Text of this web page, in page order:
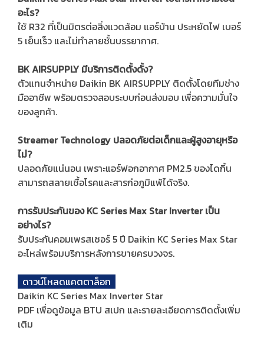
อะไร?
ใช้ R32 ที่เป็นมิตรต่อสิ่งแวดล้อม แอร์บ้าน ประหยัดไฟ เบอร์
5 เย็นเร็ว และไม่ทำลายชั้นบรรยากาศ.
BK AIRSUPPLY มีบริการติดตั้งดั้ง?
ตัวแทนจำหน่าย Daikin BK AIRSUPPLY ติดตั้งโดยทีมช่าง
มืออาชีพ พร้อมตรวจสอบระบบก่อนส่งมอบ เพื่อความมั่นใจ
ของลูกค้า.
Streamer Technology ปลอดภัยต่อเด็กและผู้สูงอายุหรือ
ไม่?
ปลอดภัยแน่นอน เพราะแอร์ฟอกอากาศ PM2.5 ของไดกิ้น
สามารถสลายเชื้อโรคและสารก่อภูมิแพ้ได้จริง.
การรับประกันของ KC Series Max Star Inverter เป็น
อย่างไร?
รับประกันคอมเพรสเซอร์ 5 ปี Daikin KC Series Max Star
อะไหล่พร้อมบริการหลังการขายครบวงจร.
ดาวน์โหลดแคตตาล็อก
Daikin KC Series Max Inverter Star
PDF เพื่อดูข้อมูล BTU สเปก และรายละเอียดการติดตั้งเพิ่ม
เติม